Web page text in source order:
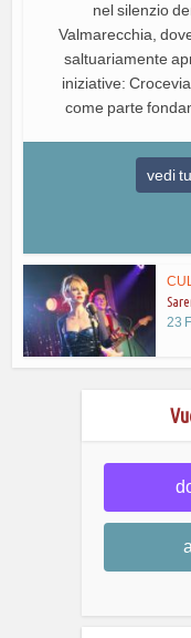
nel silenzio
Valmarecchia,
saltuariamente
iniziative:
come parte
vedi
23